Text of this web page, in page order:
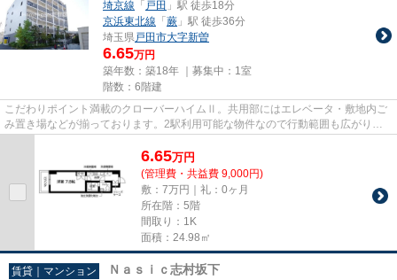
埼京線 「 戸田 」駅 徒歩18分
京浜東北線 「 蕨 」駅 徒歩36分
埼玉県戸田市大字新曽
6.65万円
築年数：築18年 ｜募集中： 1室
階数：6階建
こだわりポイント満載のクローバーハイムⅡ。共用部にはエレベータ・敷地内ご
み置き場などが揃っております。2駅利用可能な物件なので行動範囲も広がりま
6.65万円
(管理費・共益費 9,000円)
敷：7万円｜礼：0ヶ月
所在階：5階
間取り：1K
面積：24.98㎡
賃貸｜マンション Ｎａｓｉｃ志村坂下